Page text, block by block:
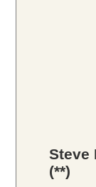
Steve
(**)